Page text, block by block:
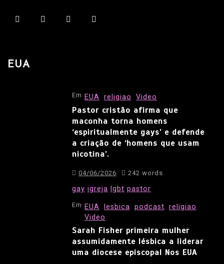
EUA
Em EUA religiao Video
Pastor cristão afirma que
maconha torna homens
‘espiritualmente gays’ e defende
a criação de ‘homens que usam
nicotina’.
04/06/2026 242 words
gay igreja lgbt pastor
Em EUA lesbica podcast religiao
Video
Sarah Fisher primeira mulher
assumidamente lésbica a liderar
uma diocese episcopal Nos EUA